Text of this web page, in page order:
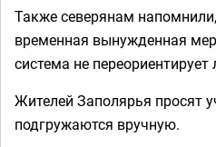
Также северянам
временная вынужденная
система не переориентирует
Жителей Заполярья просят
подгружаются вручную.